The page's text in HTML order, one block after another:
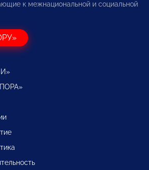
к межнациональной и социальной